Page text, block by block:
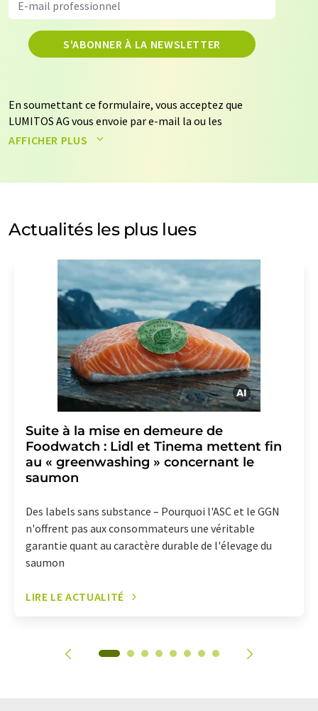
S'ABONNER À LA NEWSLETTER
En soumettant ce formulaire, vous acceptez que
LUMITOS AG vous envoie par e-mail la ou les
newsletters sélectionnées ci-dessus. Vos données ne
protection des données. LUMITOS peut vous contacter
et d'opinion. Vous pouvez à tout moment révoquer
votre consentement sans indication de motifs à
Allemagne ou par e-mail à
revoke@lumitos.com
effet pour l'avenir. De plus, chaque courriel contient un
lien pour se désabonner de la newsletter
correspondante.
AFFICHER PLUS
Actualités les plus lues
Suite à la mise en demeure de
Foodwatch : Lidl et Tinema mettent fin
au « greenwashing » concernant le
saumon
Des labels sans substance – Pourquoi l'ASC et le GGN
n'offrent pas aux consommateurs une véritable
garantie quant au caractère durable de l'élevage du
saumon
LIRE LE ACTUALITÉ